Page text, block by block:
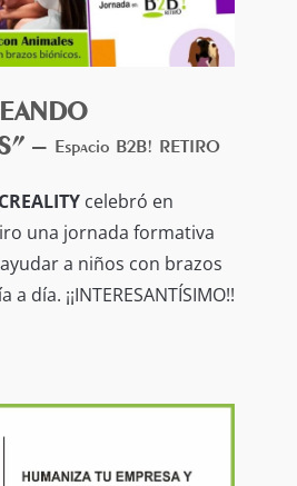
que nos guía a sanar lo
vivir en plenitud.
– Espacio B2B! RETIRO
celebró en
una jornada formativa
a niños con brazos
día. ¡¡INTERESANTÍSIMO!!